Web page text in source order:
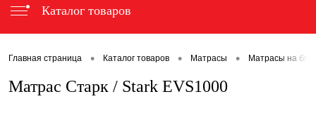
Каталог товаров
Главная страница • Каталог товаров • Матрасы • Матрасы на
Матрас Старк / Stark EVS1000